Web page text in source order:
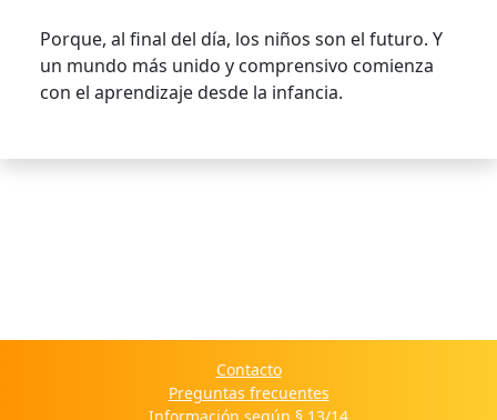
Porque, al final del día, los niños son el futuro. Y
un mundo más unido y comprensivo comienza
con el aprendizaje desde la infancia.
Contacto
Preguntas frecuentes